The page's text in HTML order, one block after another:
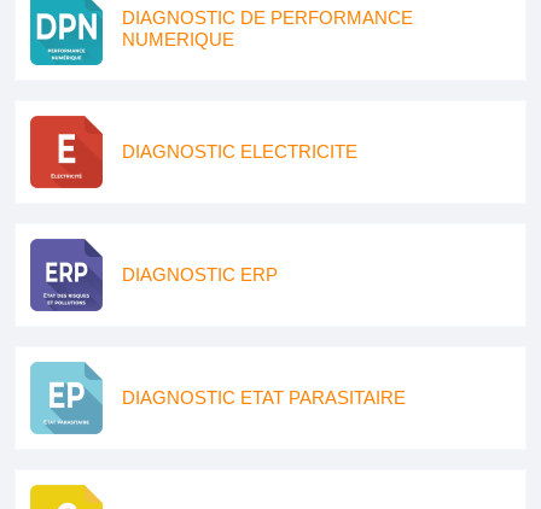
DIAGNOSTIC DE PERFORMANCE
NUMERIQUE
DIAGNOSTIC ELECTRICITE
DIAGNOSTIC ERP
DIAGNOSTIC ETAT PARASITAIRE